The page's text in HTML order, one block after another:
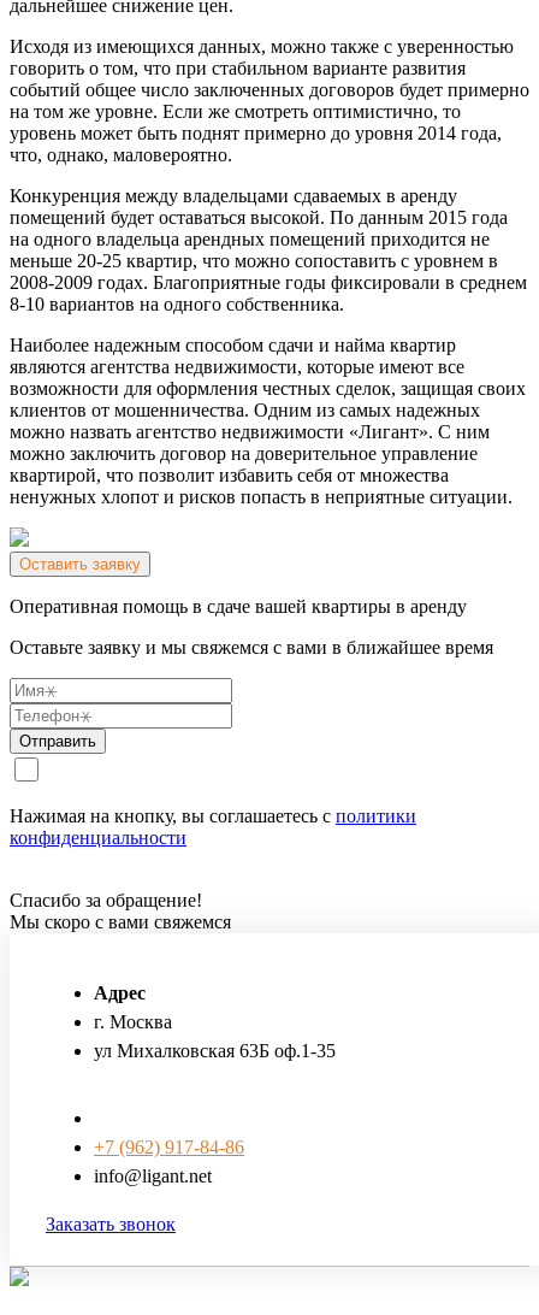
дальнейшее снижение цен.
Исходя из имеющихся данных, можно также с уверенностью
говорить о том, что при стабильном варианте развития
событий общее число заключенных договоров будет примерно
на том же уровне. Если же смотреть оптимистично, то
уровень может быть поднят примерно до уровня 2014 года,
что, однако, маловероятно.
Конкуренция между владельцами сдаваемых в аренду
помещений будет оставаться высокой. По данным 2015 года
на одного владельца арендных помещений приходится не
меньше 20-25 квартир, что можно сопоставить с уровнем в
2008-2009 годах. Благоприятные годы фиксировали в среднем
8-10 вариантов на одного собственника.
Наиболее надежным способом сдачи и найма квартир
являются агентства недвижимости, которые имеют все
возможности для оформления честных сделок, защищая своих
клиентов от мошенничества. Одним из самых надежных
можно назвать агентство недвижимости «Лигант». С ним
можно заключить договор на доверительное управление
квартирой, что позволит избавить себя от множества
ненужных хлопот и рисков попасть в неприятные ситуации.
Оставить заявку
Оперативная помощь в сдаче вашей квартиры в аренду
Оставьте заявку и мы свяжемся с вами в ближайшее время
Отправить
Нажимая на кнопку, вы соглашаетесь с политики
конфиденциальности
Спасибо за обращение!
Мы скоро с вами свяжемся
Адрес
г. Москва
ул Михалковская 63Б оф.1-35
+7 (962) 917-84-86
info@ligant.net
Заказать звонок